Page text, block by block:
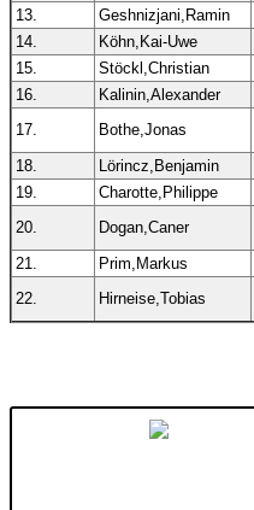
13.
Geshnizjani,Ramin
14.
Köhn,Kai-Uwe
15.
Stöckl,Christian
16.
Kalinin,Alexander
17.
Bothe,Jonas
18.
Lörincz,Benjamin
19.
Charotte,Philippe
20.
Dogan,Caner
21.
Prim,Markus
22.
Hirneise,Tobias